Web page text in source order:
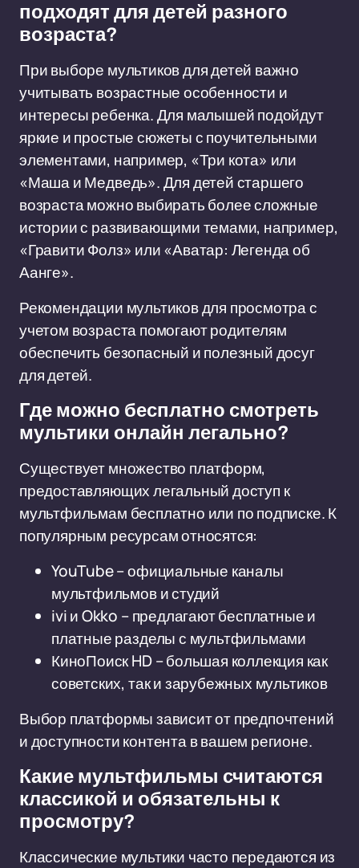
подходят для детей разного
возраста?
При выборе мультиков для детей важно
учитывать возрастные особенности и
интересы ребенка. Для малышей подойдут
яркие и простые сюжеты с поучительными
элементами, например, «Три кота» или
«Маша и Медведь». Для детей старшего
возраста можно выбирать более сложные
истории с развивающими темами, например,
«Гравити Фолз» или «Аватар: Легенда об
Аанге».
Рекомендации мультиков для просмотра с
учетом возраста помогают родителям
обеспечить безопасный и полезный досуг
для детей.
Где можно бесплатно смотреть
мультики онлайн легально?
Существует множество платформ,
предоставляющих легальный доступ к
мультфильмам бесплатно или по подписке. К
популярным ресурсам относятся:
YouTube – официальные каналы
мультфильмов и студий
ivi и Okko – предлагают бесплатные и
платные разделы с мультфильмами
КиноПоиск HD – большая коллекция как
советских, так и зарубежных мультиков
Выбор платформы зависит от предпочтений
и доступности контента в вашем регионе.
Какие мультфильмы считаются
классикой и обязательны к
просмотру?
Классические мультики часто передаются из